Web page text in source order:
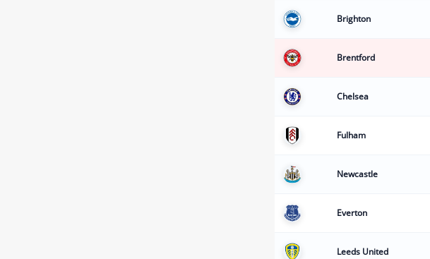
Brighton
Brentford
Chelsea
Fulham
Newcastle
Everton
Leeds United